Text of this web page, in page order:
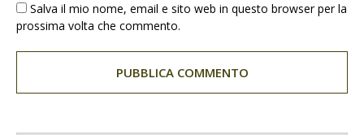
Salva il mio nome, email e sito web in questo browser per la
prossima volta che commento.